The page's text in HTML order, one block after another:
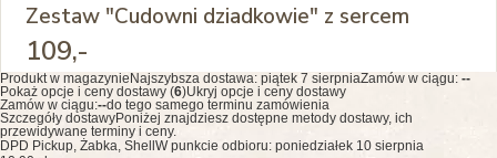
Zestaw "Cudowni dziadkowie" z sercem
109,-
Produkt w magazynieNajszybsza dostawa: piątek 7 sierpniaZamów w ciągu: --
Pokaż opcje i ceny dostawy (6)Ukryj opcje i ceny dostawy
Zamów w ciągu:--do tego samego terminu zamówienia
Szczegóły dostawyPoniżej znajdziesz dostępne metody dostawy, ich
przewidywane terminy i ceny.
DPD Pickup, Żabka, ShellW punkcie odbioru: poniedziałek 10 sierpnia